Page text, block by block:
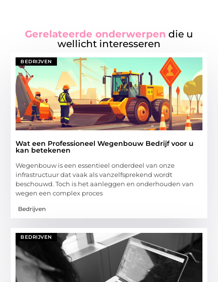
Gerelateerde onderwerpen die u
wellicht interesseren
BEDRIJVEN
Wat een Professioneel Wegenbouw Bedrijf voor u
kan betekenen
Wegenbouw is een essentieel onderdeel van onze
infrastructuur dat vaak als vanzelfsprekend wordt
beschouwd. Toch is het aanleggen en onderhouden van
wegen een complex proces
Bedrijven
BEDRIJVEN